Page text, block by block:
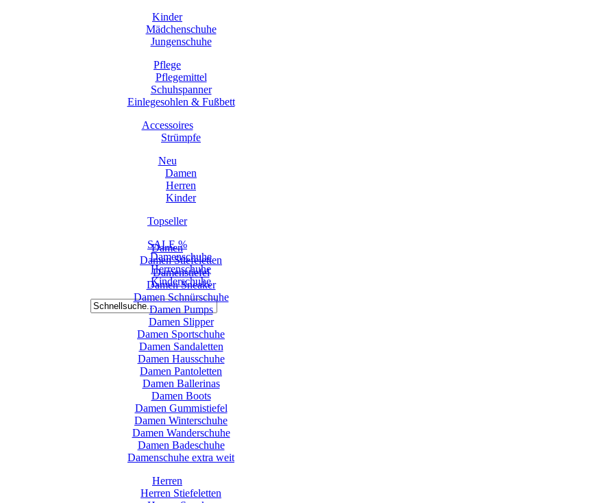
Kinder
Mädchenschuhe
Jungenschuhe
Pflege
Pflegemittel
Schuhspanner
Einlegesohlen & Fußbett
Accessoires
Strümpfe
Neu
Damen
Herren
Kinder
Topseller
SALE %
Damenschuhe
Herrenschuhe
Kinderschuhe
Damen
Damen Stiefeletten
Damenstiefel
Damen Sneaker
Damen Schnürschuhe
Damen Pumps
Damen Slipper
Damen Sportschuhe
Damen Sandaletten
Damen Hausschuhe
Damen Pantoletten
Damen Ballerinas
Damen Boots
Damen Gummistiefel
Damen Winterschuhe
Damen Wanderschuhe
Damen Badeschuhe
Damenschuhe extra weit
Herren
Herren Stiefeletten